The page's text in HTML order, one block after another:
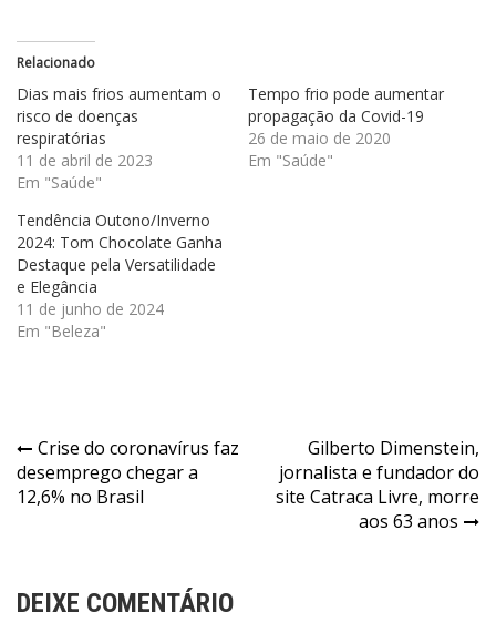
Relacionado
Dias mais frios aumentam o
risco de doenças
respiratórias
11 de abril de 2023
Em "Saúde"
Tempo frio pode aumentar
propagação da Covid-19
26 de maio de 2020
Em "Saúde"
Tendência Outono/Inverno
2024: Tom Chocolate Ganha
Destaque pela Versatilidade
e Elegância
11 de junho de 2024
Em "Beleza"
Navegação
de
Crise do coronavírus faz
desemprego chegar a
12,6% no Brasil
Gilberto Dimenstein,
jornalista e fundador do
site Catraca Livre, morre
aos 63 anos
DEIXE COMENTÁRIO